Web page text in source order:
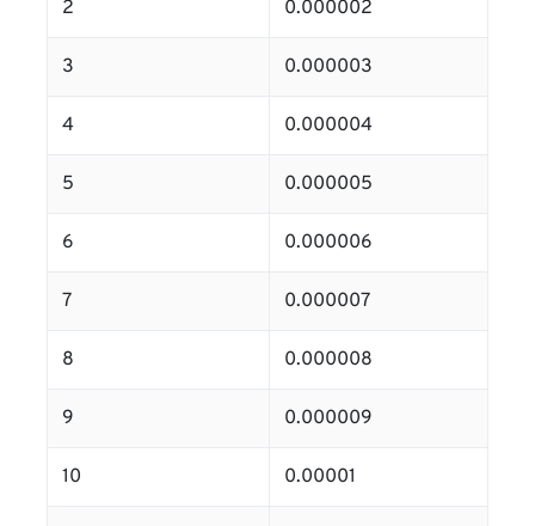
2 0.000002
3 0.000003
4 0.000004
5 0.000005
6 0.000006
7 0.000007
8 0.000008
9 0.000009
10 0.00001